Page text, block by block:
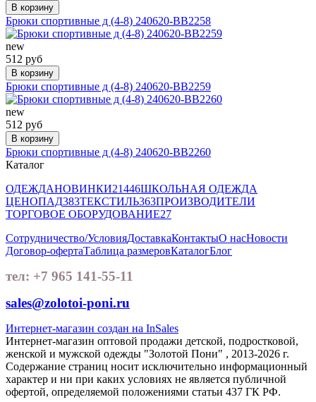
В корзину
Брюки спортивные д (4-8) 240620-BB2258
new
512 руб
В корзину
Брюки спортивные д (4-8) 240620-BB2259
new
512 руб
В корзину
Брюки спортивные д (4-8) 240620-BB2260
Каталог
ОДЕЖДАНОВИНКИ21446ШКОЛЬНАЯ ОДЕЖДА
ЦЕНОПАД383ТЕКСТИЛЬ363ПРОИЗВОДИТЕЛИ
ТОРГОВОЕ ОБОРУДОВАНИЕ27
Сотрудничество/УсловияДоставкаКонтактыО насНовости
Договор-офертаТаблица размеровКаталогБлог
тел: +7 965 141-55-11
sales@zolotoi-poni.ru
Интернет-магазин создан на InSales
Интернет-магазин оптовой продажи детской, подростковой,
женской и мужской одежды "Золотой Пони" , 2013-2026 г.
Содержание страниц носит исключительно информационный
характер и ни при каких условиях не является публичной
офертой, определяемой положениями статьи 437 ГК РФ.